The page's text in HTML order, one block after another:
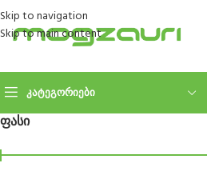
Skip to navigation
Skip to main content
ᲙᲐᲢᲔᲒᲝᲠᲘᲔᲑᲘ
ᲤᲐᲡᲘ